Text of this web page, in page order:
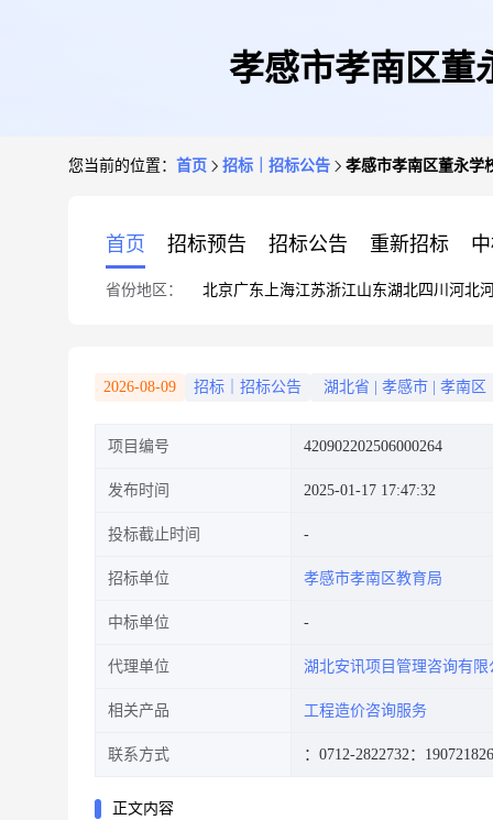
孝感市孝南区董
您当前的位置： 首页 招标｜招标公告 孝感市孝南区董永学
首页 招标预告 招标公告 重新招标
省份地区： 北京广东 上海江苏浙江山东湖北四川 河北
2026-08-09 招标｜招标公告 湖北省 孝感市 孝南区
项目编号 420902202506000264
发布时间 2025-01-17 17:47:32
投标截止时间
招标单位 孝感市孝南区教育局
中标单位
代理单位 湖北安讯项目管理咨询有限
相关产品 工程造价咨询服务
联系方式 ：0712-2822732：
正文内容